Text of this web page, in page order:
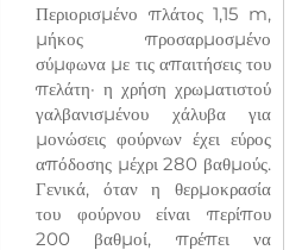
Περιορισμένο πλάτος 1,15 m,
μήκος προσαρμοσμένο
σύμφωνα με τις απαιτήσεις του
πελάτη· η χρήση χρωματιστού
γαλβανισμένου χάλυβα για
μονώσεις φούρνων έχει εύρος
απόδοσης μέχρι 280 βαθμούς.
Γενικά, όταν η θερμοκρασία
του φούρνου είναι περίπου
200 βαθμοί, πρέπει να